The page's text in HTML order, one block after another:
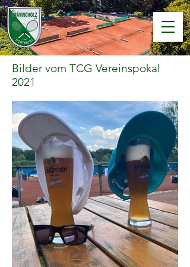
Bilder vom TCG Vereinspokal
2021